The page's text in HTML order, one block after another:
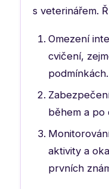
s veterinářem.
Omezení
cvičení,
podmínkách.
během a po
aktivity a
prvních